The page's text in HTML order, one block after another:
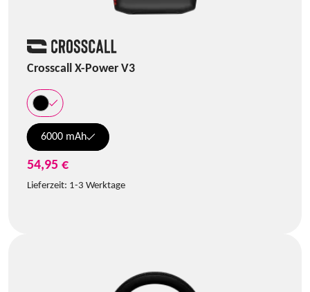
Crosscall X-Power V3
6000 mAh
54,95 €
Lieferzeit: 1-3 Werktage